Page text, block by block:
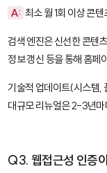
A: 최소 월 1회 이상 콘
검색 엔진은 신선한 콘텐
정보 갱신 등을 통해 홈페
기술적 업데이트(시스템,
대규모 리뉴얼은 2-3년마
Q3. 웹접근성 인증